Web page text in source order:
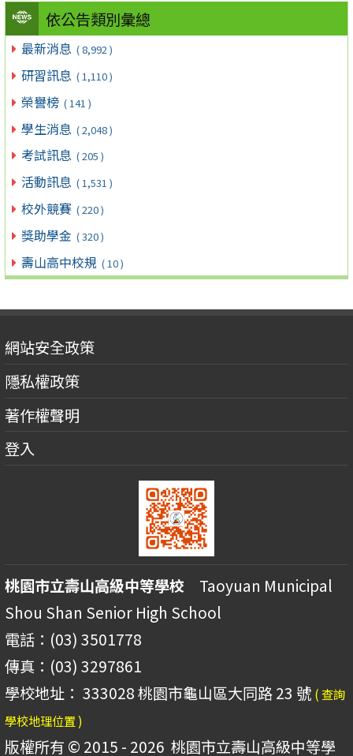
依公告類別彙總
最新消息 ( 8,992 )
研習訊息 ( 1,110 )
榮譽榜 ( 141 )
學生消息 ( 2,048 )
考試訊息 ( 205 )
活動訊息 ( 1,531 )
校外競賽 ( 220 )
獎助學金 ( 320 )
壽山高中校規 ( 10 )
網站安全政策
隱私權政策
著作權聲明
登入
桃園市立壽山高級中等學校 Taoyuan Municipal
Shou Shan Senior High School
電話：(03) 3501778
傳真：(03) 3297861
學校地址： 333028 桃園市龜山區大同路 23 號 ( 查詢
學校地理位置 )
版權所有 © 2015 - 2026 桃園市立壽山高級中等學